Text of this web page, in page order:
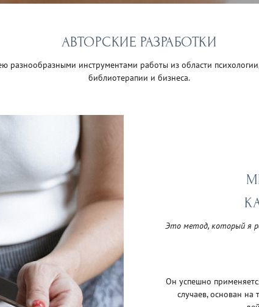
АВТОРСКИЕ РАЗРАБОТКИ
разнообразными инструментами работы из области
библиотерапии и бизнеса.
Это метод, который я
Он успешно
случаев, основан